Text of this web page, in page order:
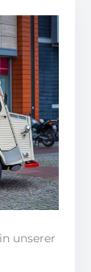
unserer